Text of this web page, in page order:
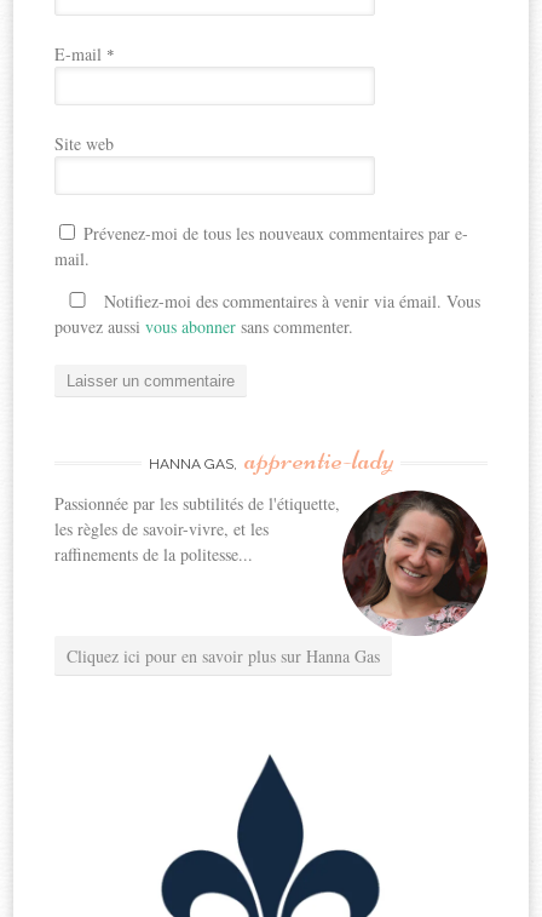
E-mail *
Site web
Prévenez-moi de tous les nouveaux commentaires par e-
mail.
Notifiez-moi des commentaires à venir via émail. Vous
pouvez aussivous abonner sans commenter.
HANNA GAS, apprentie-lady
Passionnée par les subtilités de l'étiquette,
les règles de savoir-vivre, et les
raffinements de la politesse...
Cliquez ici pour en savoir plus sur Hanna Gas